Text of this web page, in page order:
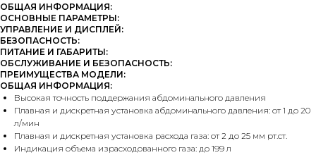
ОБЩАЯ ИНФОРМАЦИЯ:
ОСНОВНЫЕ ПАРАМЕТРЫ:
УПРАВЛЕНИЕ И ДИСПЛЕЙ:
БЕЗОПАСНОСТЬ:
ПИТАНИЕ И ГАБАРИТЫ:
ОБСЛУЖИВАНИЕ И БЕЗОПАСНОСТЬ:
ПРЕИМУЩЕСТВА МОДЕЛИ:
ОБЩАЯ ИНФОРМАЦИЯ:
Высокая точность поддержания абдоминального давления
Плавная и дискретная установка абдоминального давления: от 1 до 20
л/мин
Плавная и дискретная установка расхода газа: от 2 до 25 мм рт.ст.
Индикация объема израсходованного газа: до 199 л